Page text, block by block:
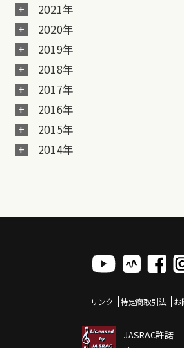
2021年
2020年
2019年
2018年
2017年
2016年
2015年
2014年
リンク 特定商取引法 お
JASRAC許諾